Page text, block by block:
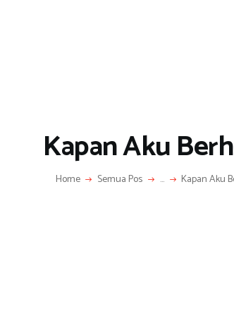
Kapan Aku
Home Semua Pos ... Kapan Aku